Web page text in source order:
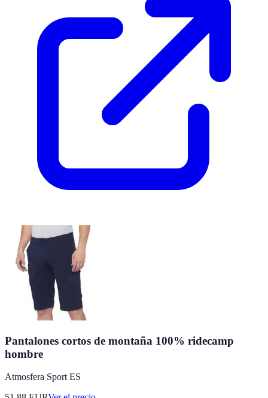
Pantalones cortos de montaña 100% ridecamp
hombre
Atmosfera Sport ES